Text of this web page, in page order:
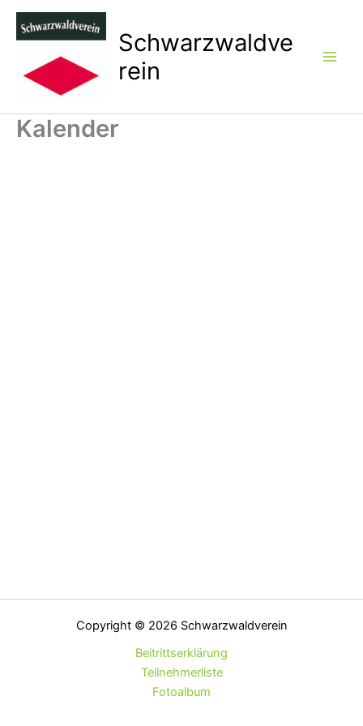
Zum
Inhalt
Schwarzwaldve
rein
Kalender
Copyright © 2026 Schwarzwaldverein
Beitrittserklärung
Teilnehmerliste
Fotoalbum